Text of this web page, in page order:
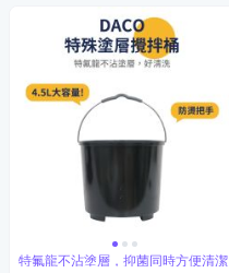
特氟龍不沾塗層，抑菌同時方便清潔